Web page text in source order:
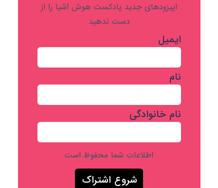
اپیزودهای جدید پادکست هوش اشیا را از
دست ندهید
ایمیل
نام
نام خانوادگی
اطلاعات شما محفوظ است